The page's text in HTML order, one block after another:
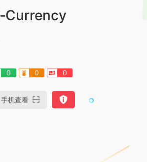
0 0 0
手机查看